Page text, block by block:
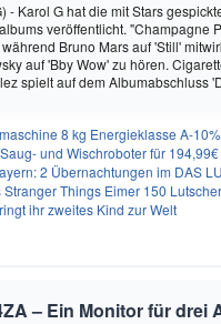
- Karol G hat die mit Stars
veröffentlicht. "Champagne
Bruno Mars auf 'Still'
auf 'Bby Wow' zu hören.
spielt auf dem Albumabschluss
8 kg Energieklasse A-
und Wischroboter für 194,99€
2 Übernachtungen im DAS LUDWIG
Things Eimer 150
ihr zweites Kind zur Welt
– Ein Monitor für drei